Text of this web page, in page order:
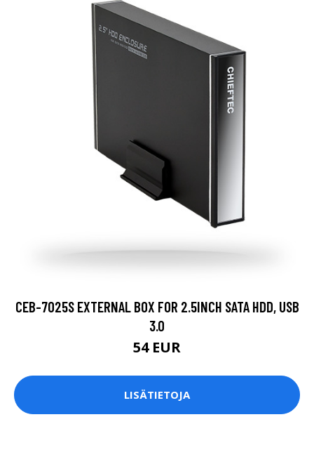
CEB-7025S EXTERNAL BOX FOR 2.5INCH SATA HDD, USB
3.0
54 EUR
LISÄTIETOJA